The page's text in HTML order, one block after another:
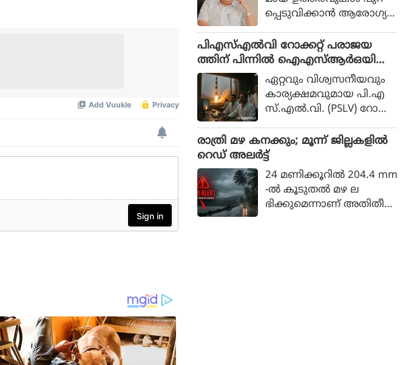
പ്പെടുവിക്കാന്‍ ആരോഗ്യവ
റിയോട് മന്ത്രി നിര്‍ദ്ദേശിച്ച
തായി ഔദ്യോഗിക പ്ര
സ്താവനയില്‍ പറയുന്നു.
പിഎസ്എല്‍വി റോക്കറ്റ് പരാജയ
ത്തിന് പിന്നില്‍ ഐഎസ്ആര്‍ഒയിലെ
ഉന്നത ശാസ്ത്രജ്ഞനെന്ന് സംശയം
ഏറ്റവും വിശ്വസനീയവും
കാര്യക്ഷമവുമായ പി.എ
സ്.എല്‍.വി. (PSLV) റോക്ക
യങ്ങള്‍ക്ക് പിന്നില്‍ ഐ.
എസ്.ആര്‍.ഒ.യിലെ (ISRO)
മലയാളിയല്ലാത്ത ഒരു
മുതിര്‍ന്ന ഉദ്യോഗസ്ഥ
നാണെന്നാണ് സൂചനകള്‍.
രാത്രി മഴ കനക്കും; മൂന്ന് ജില്ലകളില്‍
റെഡ് അലര്‍ട്ട്
24 മണിക്കൂറില്‍ 204.4 mm
-ല്‍ കൂടുതല്‍ മഴ ല
ഭിക്കുമെന്നാണ് അതിതീവ്ര